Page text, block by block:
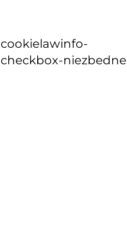
cookielawinfo-
checkbox-niezbedne